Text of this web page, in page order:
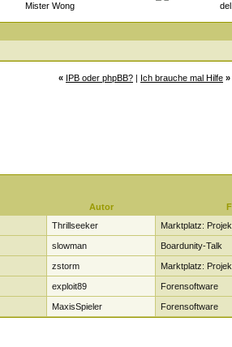
Mister Wong
« IPB oder phpBB? | Ich brauche mal Hilfe »
Autor
Thrillseeker Marktplatz:
slowman Boardunity-Talk
zstorm Marktplatz:
exploit89 Forensoftware
MaxisSpieler Forensoftware